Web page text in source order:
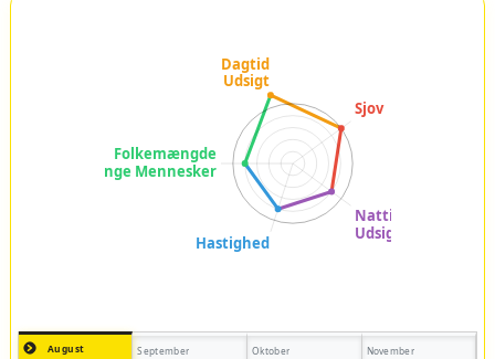
August September Oktober November